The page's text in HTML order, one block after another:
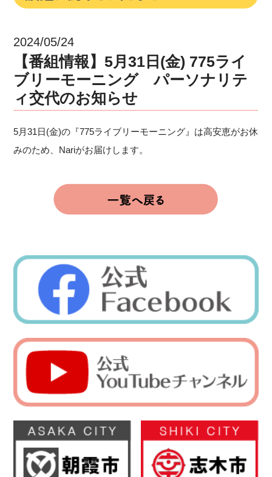
2024/05/24
【番組情報】5月31日(金) 775ライ
ブリーモーニング パーソナリテ
ィ交代のお知らせ
5月31日(金)の『775ライブリーモーニング』は高安恵がお休
みのため、Nariがお届けします。